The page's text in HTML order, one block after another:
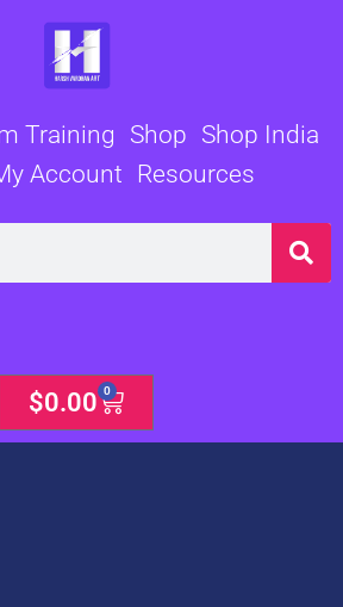
Training Shop Shop India
Account Resources
$0.00 0
Cart